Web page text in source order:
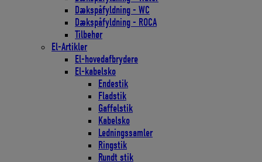
Dækspåfyldning - WC
Dækspåfyldning - ROCA
Tilbehør
El-Artikler
El-hovedafbrydere
El-kabelsko
Endestik
Fladstik
Gaffelstik
Kabelsko
Ledningssamler
Ringstik
Rundt stik